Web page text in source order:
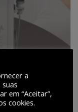
a
em “Aceitar”,
cookies.